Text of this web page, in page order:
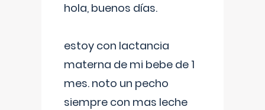
hola, buenos días.
estoy con lactancia
materna de mi bebe de 1
mes. noto un pecho
siempre con mas leche